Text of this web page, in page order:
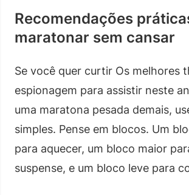
Recomendações
maratonar sem cansar
Se você quer curtir Os melhores
espionagem para assistir neste
uma maratona pesada demais,
simples. Pense em blocos. Um
para aquecer, um bloco maior
suspense, e um bloco leve para